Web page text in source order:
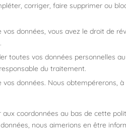
corriger, faire supprimer ou
données, vous avez le droit de
toutes vos données personnelles
du traitement.
données. Nous obtempérerons,
coordonnées au bas de cette
nous aimerions en être